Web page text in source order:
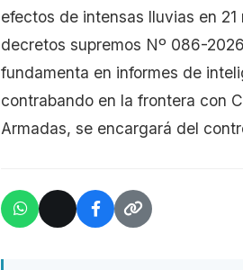
efectos de intensas lluvias en
decretos supremos Nº 086-
fundamenta en informes de
contrabando en la frontera con
Armadas, se encargará del